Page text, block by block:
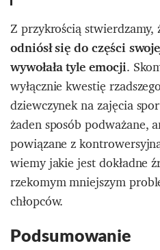
Z przykrością
odniósł się do części
wywołała tyle emocji.
wyłącznie kwestię
dziewczynek na zajęcia
żaden sposób podważane,
powiązane z
wiemy jakie jest dokładne
rzekomym mniejszym
chłopców.
Podsumowanie